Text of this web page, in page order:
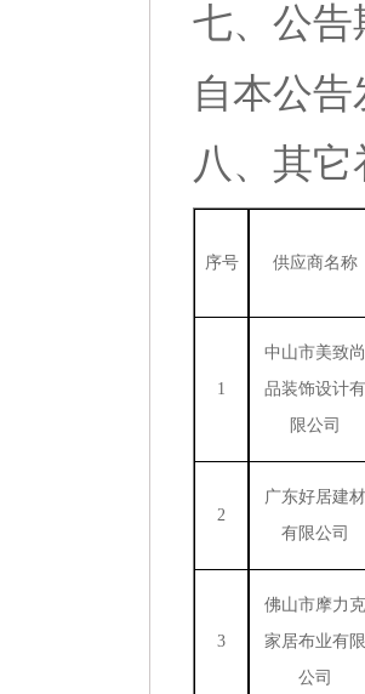
七、公告
自本公
八、 其它
序号 供应商名称
1
中山市美致尚
品装饰设计有
限公司
2
广东好居建材
有限公司
3
佛山市摩力克
家居布业有限
公司